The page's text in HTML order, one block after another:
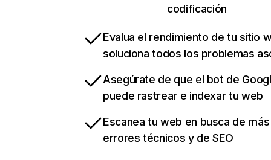
codificación
Evalua el rendimiento de tu sitio
soluciona todos los problemas
Asegúrate de que el bot de
puede rastrear e indexar tu web
Escanea tu web en busca de
errores técnicos y de SEO